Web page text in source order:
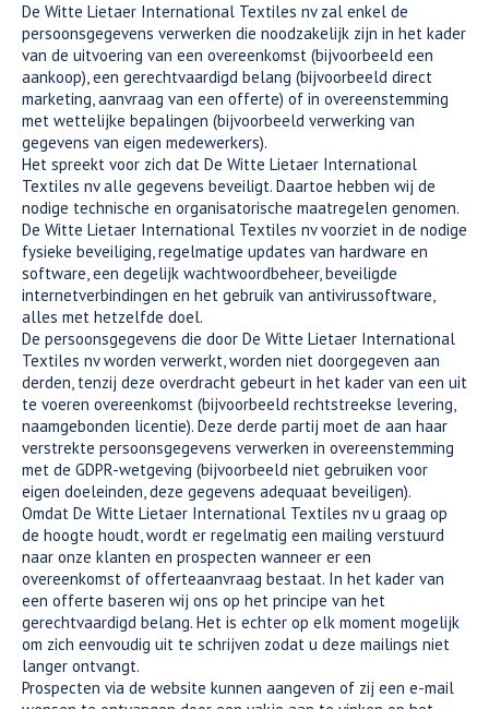
De Witte Lietaer International Textiles nv zal enkel de
persoonsgegevens verwerken die noodzakelijk zijn in het kader
van de uitvoering van een overeenkomst (bijvoorbeeld een
aankoop), een gerechtvaardigd belang (bijvoorbeeld direct
marketing, aanvraag van een offerte) of in overeenstemming
met wettelijke bepalingen (bijvoorbeeld verwerking van
gegevens van eigen medewerkers).
Het spreekt voor zich dat De Witte Lietaer International
Textiles nv alle gegevens beveiligt. Daartoe hebben wij de
nodige technische en organisatorische maatregelen genomen.
De Witte Lietaer International Textiles nv voorziet in de nodige
fysieke beveiliging, regelmatige updates van hardware en
software, een degelijk wachtwoordbeheer, beveiligde
internetverbindingen en het gebruik van antivirussoftware,
alles met hetzelfde doel.
De persoonsgegevens die door De Witte Lietaer International
Textiles nv worden verwerkt, worden niet doorgegeven aan
derden, tenzij deze overdracht gebeurt in het kader van een uit
te voeren overeenkomst (bijvoorbeeld rechtstreekse levering,
naamgebonden licentie). Deze derde partij moet de aan haar
verstrekte persoonsgegevens verwerken in overeenstemming
met de GDPR-wetgeving (bijvoorbeeld niet gebruiken voor
eigen doeleinden, deze gegevens adequaat beveiligen).
Omdat De Witte Lietaer International Textiles nv u graag op
de hoogte houdt, wordt er regelmatig een mailing verstuurd
naar onze klanten en prospecten wanneer er een
overeenkomst of offerteaanvraag bestaat. In het kader van
een offerte baseren wij ons op het principe van het
gerechtvaardigd belang. Het is echter op elk moment mogelijk
om zich eenvoudig uit te schrijven zodat u deze mailings niet
langer ontvangt.
Prospecten via de website kunnen aangeven of zij een e-mail